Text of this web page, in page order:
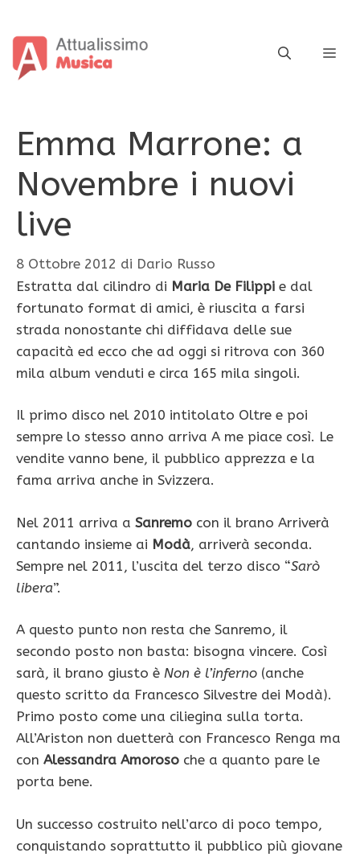
contenuto
Emma Marrone: a
Novembre i nuovi
live
8 Ottobre 2012 di Dario Russo
Estratta dal cilindro di Maria De Filippi e dal
fortunato format di amici, è riuscita a farsi
strada nonostante chi diffidava delle sue
capacità ed ecco che ad oggi si ritrova con 360
mila album venduti e circa 165 mila singoli.
Il primo disco nel 2010 intitolato Oltre e poi
sempre lo stesso anno arriva A me piace così. Le
vendite vanno bene, il pubblico apprezza e la
fama arriva anche in Svizzera.
Nel 2011 arriva a Sanremo con il brano Arriverà
cantando insieme ai Modà, arriverà seconda.
Sempre nel 2011, l’uscita del terzo disco “Sarò
libera”.
A questo punto non resta che Sanremo, il
secondo posto non basta: bisogna vincere. Così
sarà, il brano giusto è Non è l’inferno (anche
questo scritto da Francesco Silvestre dei Modà).
Primo posto come una ciliegina sulla torta.
All’Ariston non duetterà con Francesco Renga ma
con Alessandra Amoroso che a quanto pare le
porta bene.
Un successo costruito nell’arco di poco tempo,
conquistando soprattutto il pubblico più giovane